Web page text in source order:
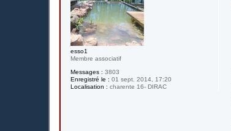
esso1
Membre associatif
Messages : 3803
Enregistré le : 01 sept. 2014, 17:20
Localisation : charente 16- DIRAC